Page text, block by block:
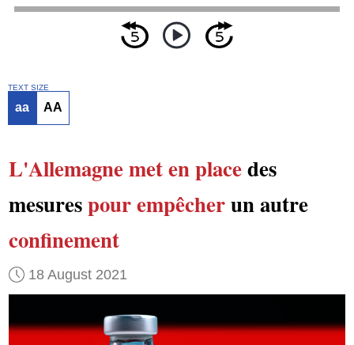
TEXT SIZE
aa AA
L'Allemagnemet en placedes
mesurespour empêcherun autre
confinement
18 August 2021